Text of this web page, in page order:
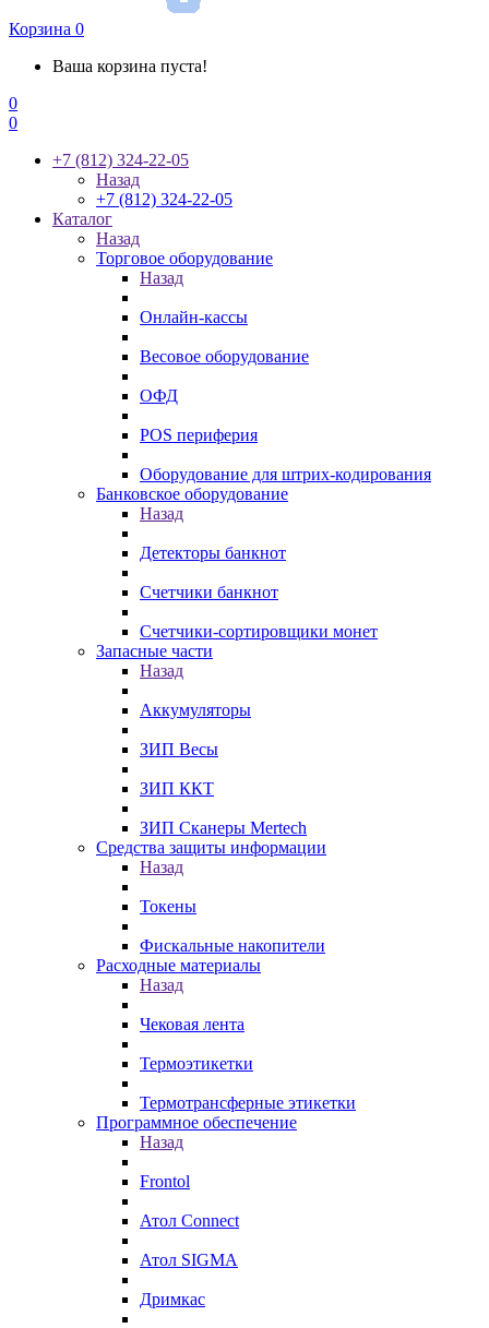
Корзина 0
Ваша корзина пуста!
0
0
+7 (812) 324-22-05
Назад
+7 (812) 324-22-05
Каталог
Назад
Торговое оборудование
Назад
Онлайн-кассы
Весовое оборудование
ОФД
POS периферия
Оборудование для штрих-кодирования
Банковское оборудование
Назад
Детекторы банкнот
Счетчики банкнот
Счетчики-сортировщики монет
Запасные части
Назад
Аккумуляторы
ЗИП Весы
ЗИП ККТ
ЗИП Сканеры Mertech
Средства защиты информации
Назад
Токены
Фискальные накопители
Расходные материалы
Назад
Чековая лента
Термоэтикетки
Термотрансферные этикетки
Программное обеспечение
Назад
Frontol
Атол Connect
Атол SIGMA
Дримкас